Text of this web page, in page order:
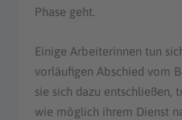
Phase geht.
Einige Arbeiterinnen tun
vorläufigen Abschied vom
sie sich dazu entschließen,
wie möglich ihrem Dienst